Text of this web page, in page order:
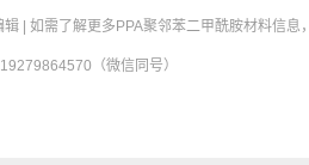
辑 | 如需了解更多PPA聚邻苯二甲酰胺材料信息
（微信同号）